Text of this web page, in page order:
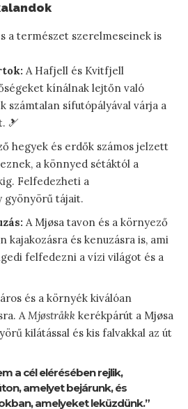
a természet szerelmeseinek is
A Hafjell és Kvitfjell
kínálnak lejtőn való
számtalan sífutópályával várja a
🎿
hegyek és erdők számos jelzett
a könnyed sétáktól a
Felfedezheti a
gyönyörű tájait.
A Mjøsa tavon és a környező
kajakozásra és kenuzásra is, ami
felfedezni a vízi világot és a
és a környék kiválóan
AMjøstråkk kerékpárút a Mjøsa
kilátással és kis falvakkal az út
a cél elérésében rejlik,
amelyet bejárunk, és
amelyeket leküzdünk.”